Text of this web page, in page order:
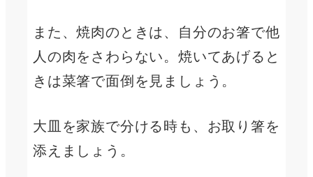
また、焼肉のときは、自分のお箸で他
人の肉をさわらない。焼いてあげると
きは菜箸で面倒を見ましょう。
大皿を家族で分ける時も、お取り箸を
添えましょう。